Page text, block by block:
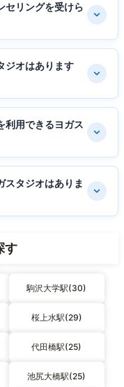
セリングを受けら
ジオはあります
利用できるヨガス
スタジオはありま
す
駒沢大学駅(30)
桜上水駅(29)
代田橋駅(25)
池尻大橋駅(25)